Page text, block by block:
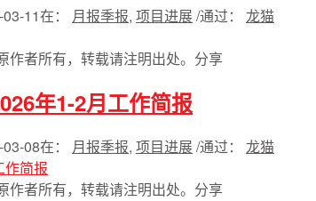
11在： 月报季报, 项目进展/通过： 龙猫
者所有，转载请注明出处。 分享
年1-2月工作简报
08在： 月报季报, 项目进展/通过： 龙猫
作简报
者所有，转载请注明出处。 分享